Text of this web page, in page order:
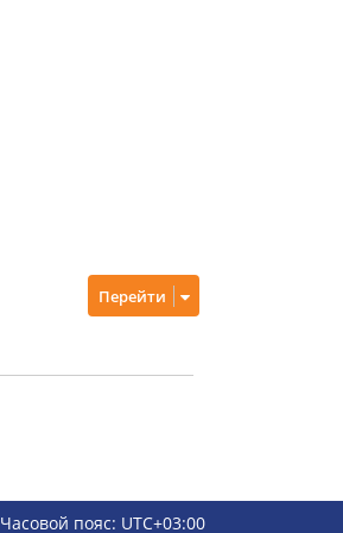
Перейти
Часовой пояс: UTC+03:00